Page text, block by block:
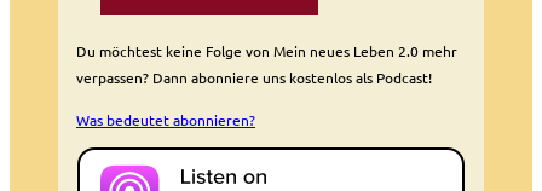
Du möchtest keine Folge von Mein neues Leben 2.0 mehr
verpassen? Dann abonniere uns kostenlos als Podcast!
Was bedeutet abonnieren?